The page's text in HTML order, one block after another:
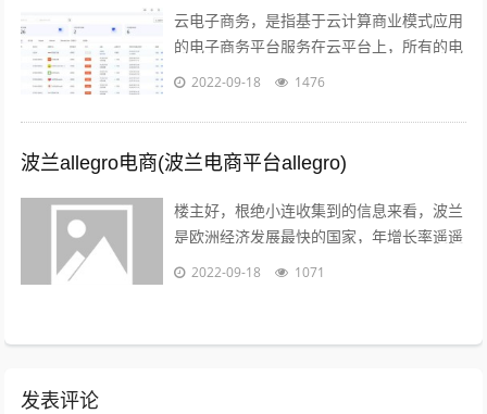
云电子商务，是指基于云计算商业模式应用
的电子商务平台服务在云平台上，所有的电
子商务供应商，代理商，策划服务商，制作
2022-09-18 1476
波兰allegro电商(波兰电商平台allegro)
楼主好，根绝小连收集到的信息来看，波兰
是欧洲经济发展最快的国家，年增长率遥遥
领先英法德目前，波兰拥有大约2000万的
2022-09-18 1071
发表评论